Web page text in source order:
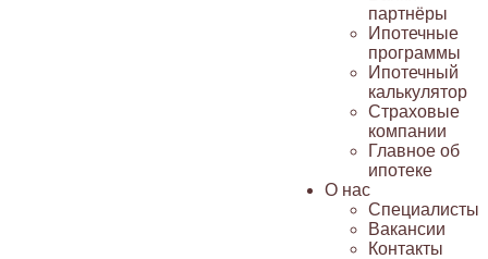
партнёры
Ипотечные
программы
Ипотечный
калькулятор
Страховые
компании
Главное об
ипотеке
О нас
Специалисты
Вакансии
Контакты